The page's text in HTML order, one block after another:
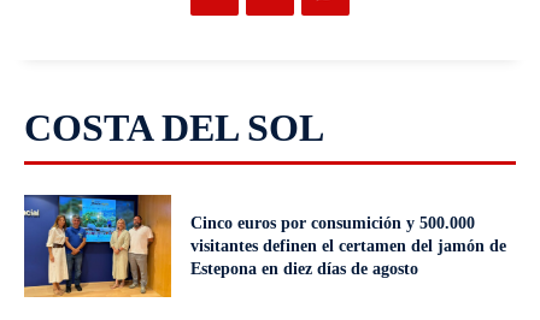
COSTA DEL SOL
Cinco euros por consumición y 500.000
visitantes definen el certamen del jamón de
Estepona en diez días de agosto